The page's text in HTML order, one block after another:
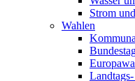
Strom
Wahlen